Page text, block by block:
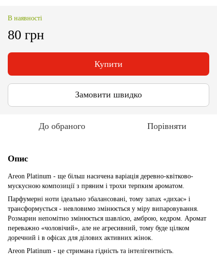
В наявності
80 грн
Купити
Замовити швидко
До обраного Порівняти
Опис
Areon Platinum - ще більш насичена варіація деревно-квітково-
мускусною композиції з пряним і трохи терпким ароматом.
Парфумерні ноти ідеально збалансовані, тому запах «дихає» і
трансформується - невловимо змінюється у міру випаровування.
Розмарин непомітно змінюється шавлією, амброю, кедром. Аромат
переважно «чоловічий», але не агресивний, тому буде цілком
доречний і в офісах для ділових активних жінок.
Areon Platinum - це стримана гідність та інтелігентність.